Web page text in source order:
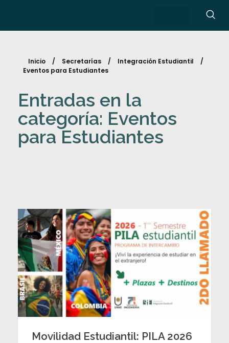
Inicio / Secretarías / Integración Estudiantil
/
Eventos para Estudiantes
Entradas en la
categoría: Eventos
para Estudiantes
Movilidad Estudiantil: PILA 2026